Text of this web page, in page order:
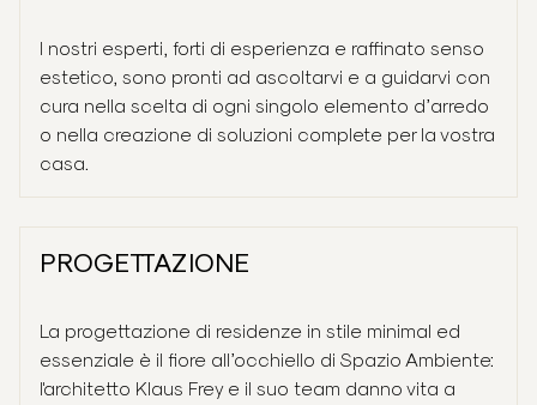
I nostri esperti, forti di esperienza e raffinato senso
estetico, sono pronti ad ascoltarvi e a guidarvi con
cura nella scelta di ogni singolo elemento d’arredo
o nella creazione di soluzioni complete per la vostra
casa.
PROGETTAZIONE
La progettazione di residenze in stile minimal ed
essenziale è il fiore all’occhiello di Spazio Ambiente:
l'architetto Klaus Frey e il suo team danno vita a
Chi siamo
Servizi
Spazio Ambiente